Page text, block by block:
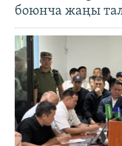
боюнча жаңы